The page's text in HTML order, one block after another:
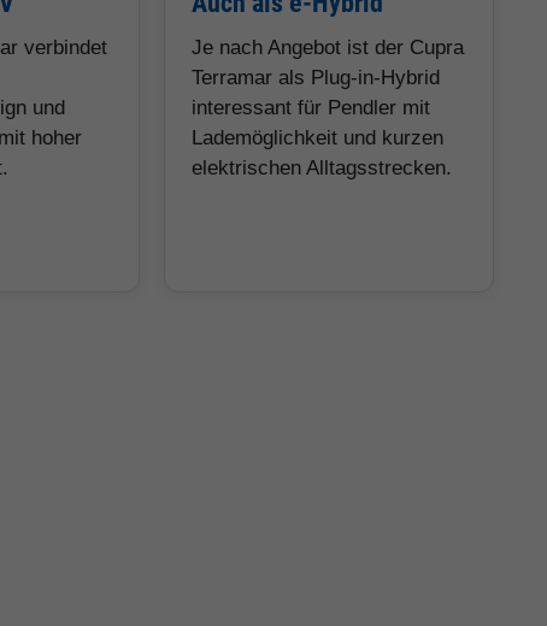
verbindet
und
hoher
Je nach Angebot ist der Cupra
Terramar als Plug-in-Hybrid
interessant für Pendler mit
Lademöglichkeit und kurzen
elektrischen Alltagsstrecken.